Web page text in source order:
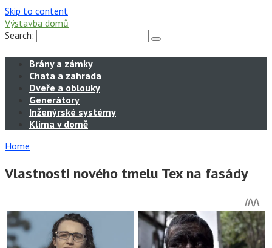
Skip to content
Výstavba domů
Search:
Brány a zámky
Chata a zahrada
Dveře a oblouky
Generátory
Inženýrské systémy
Klima v domě
Home
Vlastnosti nového tmelu Tex na fasády